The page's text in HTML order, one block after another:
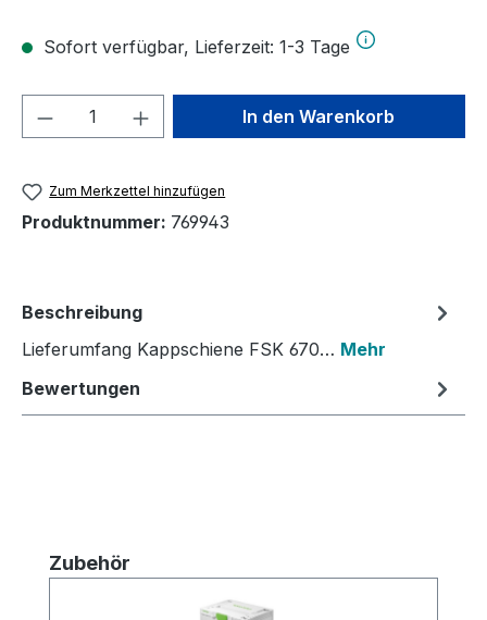
Sofort verfügbar, Lieferzeit: 1-3 Tage
Produkt Anzahl: Gib denIn den Warenkorb
Zum Merkzettel hinzufügen
Produktnummer: 769943
Beschreibung
Lieferumfang Kappschiene FSK 670… Mehr
Bewertungen
Produktgalerie überspringen
Zubehör